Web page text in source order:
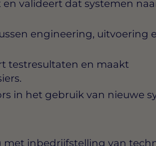
en valideert dat systemen
engineering, uitvoering
testresultaten en maakt
in het gebruik van nieuwe
met inbedrijfstelling van